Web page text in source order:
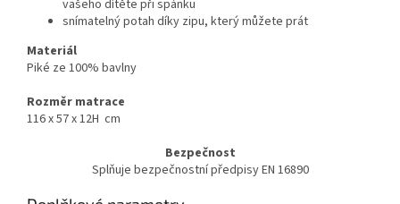
vašeho dítěte při spánku
snímatelný potah díky zipu, který můžete prát
Materiál
Piké ze 100% bavlny
Rozměr matrace
116 x 57 x 12H cm
Bezpečnost
Splňuje bezpečnostní předpisy EN 16890